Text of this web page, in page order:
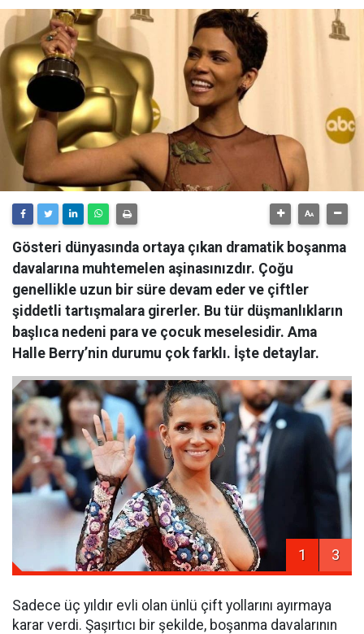
Gösteri dünyasında ortaya çıkan dramatik boşanma
davalarına muhtemelen aşinasınızdır. Çoğu
genellikle uzun bir süre devam eder ve çiftler
şiddetli tartışmalara girerler. Bu tür düşmanlıkların
başlıca nedeni para ve çocuk meselesidir. Ama
Halle Berry’nin durumu çok farklı. İşte detaylar.
1 3
Sadece üç yıldır evli olan ünlü çift yollarını ayırmaya
karar verdi. Şaşırtıcı bir şekilde, boşanma davalarının